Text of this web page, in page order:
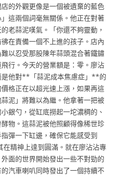
的外觀更像是一個被遺棄的藍色
這兩個詞毫無關係。他正在對著
老蒜泥嘆氣。「你還不夠靈動，
在責備一個不上進的孩子。店內
以忍受那股陳年蒜頭混合著鐵鏽
行。今天的營業額是：零。廖沾
他對**「蒜泥成本焦慮症」**的
格正在以超光速上漲，如果再這
泥」將難以為繼。他拿著一把被
銀勺，從缸底撈起一坨濃稠的、
物。這蒜泥被他照顧得像稀世珍
彈一下缸邊，確保它能感受到
精神上達到圓滿。就在廖沾沾專
面的世界開始發出一些不對勁的
汽車喇叭同時發出了一個持續不